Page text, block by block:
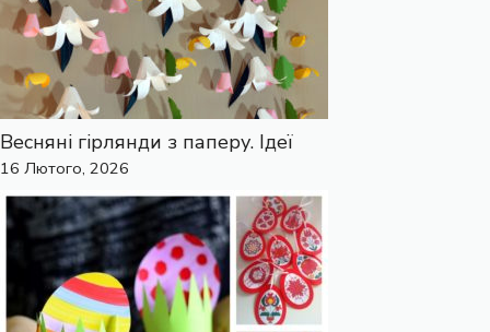
Весняні гірлянди з паперу. Ідеї
16 Лютого, 2026